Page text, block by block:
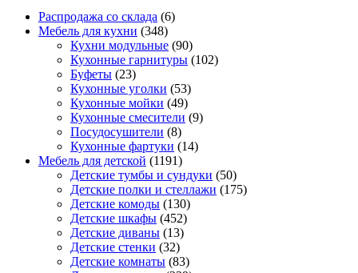
Распродажа со склада (6)
Мебель для кухни (348)
Кухни модульные (90)
Кухонные гарнитуры (102)
Буфеты (23)
Кухонные уголки (53)
Кухонные мойки (49)
Кухонные смесители (9)
Посудосушители (8)
Кухонные фартуки (14)
Мебель для детской (1191)
Детские тумбы и сундуки (50)
Детские полки и стеллажи (175)
Детские комоды (130)
Детские шкафы (452)
Детские диваны (13)
Детские стенки (32)
Детские комнаты (83)